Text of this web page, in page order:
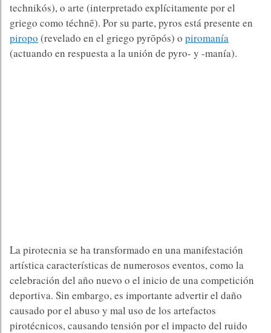
technikós), o arte (interpretado explícitamente por el
griego como téchnē). Por su parte, pyros está presente en
piropo (revelado en el griego pyrōpós) o piromanía
(actuando en respuesta a la unión de pyro- y -manía).
La pirotecnia se ha transformado en una manifestación
artística características de numerosos eventos, como la
celebración del año nuevo o el inicio de una competición
deportiva. Sin embargo, es importante advertir el daño
causado por el abuso y mal uso de los artefactos
pirotécnicos, causando tensión por el impacto del ruido